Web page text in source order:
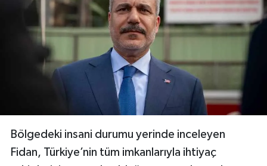
Bölgedeki insani durumu yerinde inceleyen
Fidan, Türkiye’nin tüm imkanlarıyla ihtiyaç